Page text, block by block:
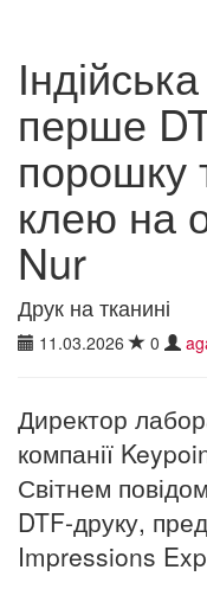
перше
порошку
клею на
Nur
Друк на тканині
11.03.2026 0
Директор
компанії
Світнем
DTF-друку,
Impressions